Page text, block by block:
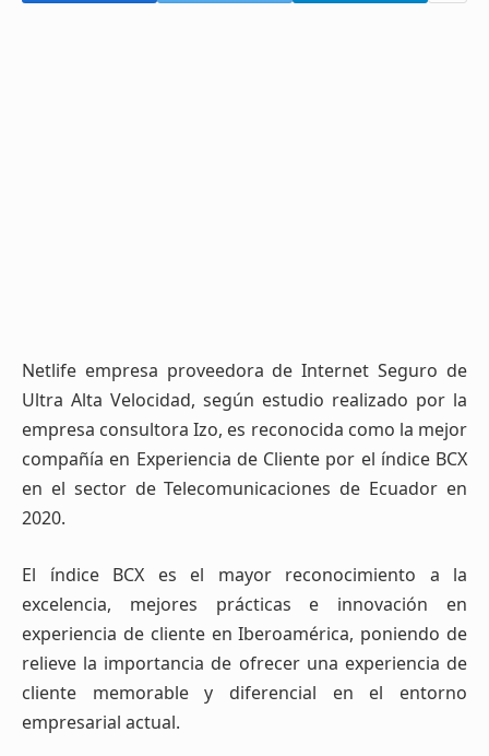
Netlife empresa proveedora de Internet Seguro de
Ultra Alta Velocidad, según estudio realizado por la
empresa consultora Izo, es reconocida como la mejor
compañía en Experiencia de Cliente por el índice BCX
en el sector de Telecomunicaciones de Ecuador en
2020.
El índice BCX es el mayor reconocimiento a la
excelencia, mejores prácticas e innovación en
experiencia de cliente en Iberoamérica, poniendo de
relieve la importancia de ofrecer una experiencia de
cliente memorable y diferencial en el entorno
empresarial actual.